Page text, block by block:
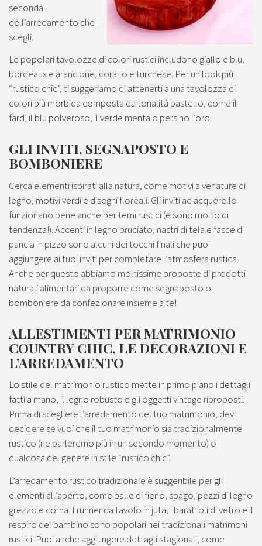
seconda
dell’arredamento che
scegli.
Le popolari tavolozze di colori rustici includono giallo e blu,
bordeaux e arancione, corallo e turchese. Per un look più
“rustico chic”, ti suggeriamo di attenerti a una tavolozza di
colori più morbida composta da tonalità pastello, come il
fard, il blu polveroso, il verde menta o persino l’oro.
GLI INVITI, SEGNAPOSTO E
BOMBONIERE
Cerca elementi ispirati alla natura, come motivi a venature di
legno, motivi verdi e disegni floreali. Gli inviti ad acquerello
funzionano bene anche per temi rustici (e sono molto di
tendenza!). Accenti in legno bruciato, nastri di tela e fasce di
pancia in pizzo sono alcuni dei tocchi finali che puoi
aggiungere ai tuoi inviti per completare l’atmosfera rustica.
Anche per questo abbiamo moltissime proposte di prodotti
naturali alimentari da proporre come segnaposto o
bomboniere da confezionare insieme a te!
ALLESTIMENTI PER MATRIMONIO
COUNTRY CHIC, LE DECORAZIONI E
L’ARREDAMENTO
Lo stile del matrimonio rustico mette in primo piano i dettagli
fatti a mano, il legno robusto e gli oggetti vintage riproposti.
Prima di scegliere l’arredamento del tuo matrimonio, devi
decidere se vuoi che il tuo matrimonio sia tradizionalmente
rustico (ne parleremo più in un secondo momento) o
qualcosa del genere in stile “rustico chic”.
L’arredamento rustico tradizionale è suggeribile per gli
elementi all’aperto, come balle di fieno, spago, pezzi di legno
grezzo e corna. I runner da tavolo in juta, i barattoli di vetro e il
respiro del bambino sono popolari nei tradizionali matrimoni
rustici. Puoi anche aggiungere dettagli stagionali, come